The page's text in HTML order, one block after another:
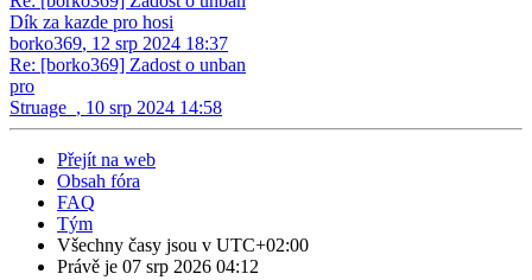
Dík za kazde pro hosi
borko369, 12 srp 2024 18:37
Re: [borko369] Zadost o unban
pro
Struage_ , 10 srp 2024 14:58
Přejít na web
Obsah fóra
FAQ
Tým
Všechny časy jsou v UTC+02:00
Právě je 07 srp 2026 04:12